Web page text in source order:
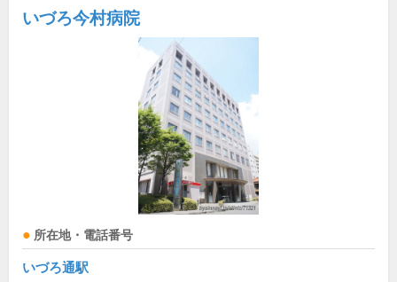
いづろ今村病院
所在地・電話番号
いづろ通駅